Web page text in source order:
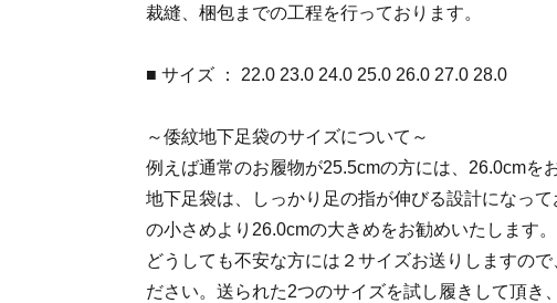
裁縫、梱包までの工程を行っております。
■ サイズ ： 22.0 23.0 24.0 25.0 26.0 27.0 28.0
～倭紋地下足袋のサイズについて～
例えば通常のお履物が25.5cmの方には、26.0cmを
地下足袋は、しっかり足の指が伸びる設計になっ
の小さめより26.0cmの大きめをお勧めいたします。
どうしても不安な方には２サイズお送りしますので
ださい。送られた2つのサイズを試し履きして頂き